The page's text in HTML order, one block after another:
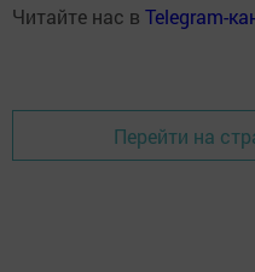
Читайте нас в Telegram-
Перейти на